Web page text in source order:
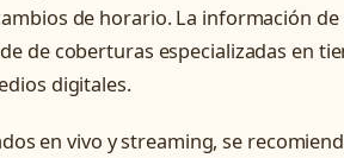
de horario. La información de
de coberturas especializadas en
digitales.
en vivo y streaming, se